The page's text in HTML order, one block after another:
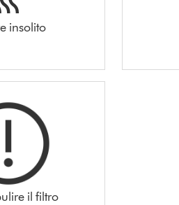
insolito
il filtro